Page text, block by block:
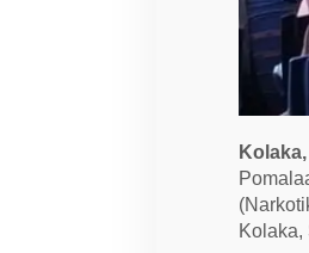
t
n
a
h
a
y
a
Kolaka,
Kolaka,